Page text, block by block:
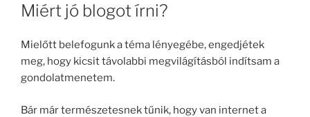
Miért jó blogot írni?
Mielőtt belefogunk a téma lényegébe, engedjétek
meg, hogy kicsit távolabbi megvilágításból indítsam a
gondolatmenetem.
Bár már természetesnek tűnik, hogy van internet a